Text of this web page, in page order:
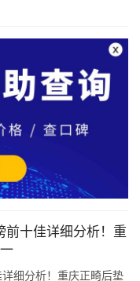
十佳详细分析！重
细分析！重庆正畸后垫